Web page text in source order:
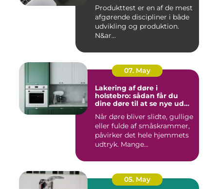
Produkttest er en af de mest
afgørende discipliner i både
udvikling og produktion.
N&ar...
07. May
Lakering af døre i
holstebro: sådan får du
dine døre til at se nye ud
Når døre bliver slidte, gullige
eller fulde af småskrammer,
påvirker det hele hjemmets
udtryk. Mange...
05. May